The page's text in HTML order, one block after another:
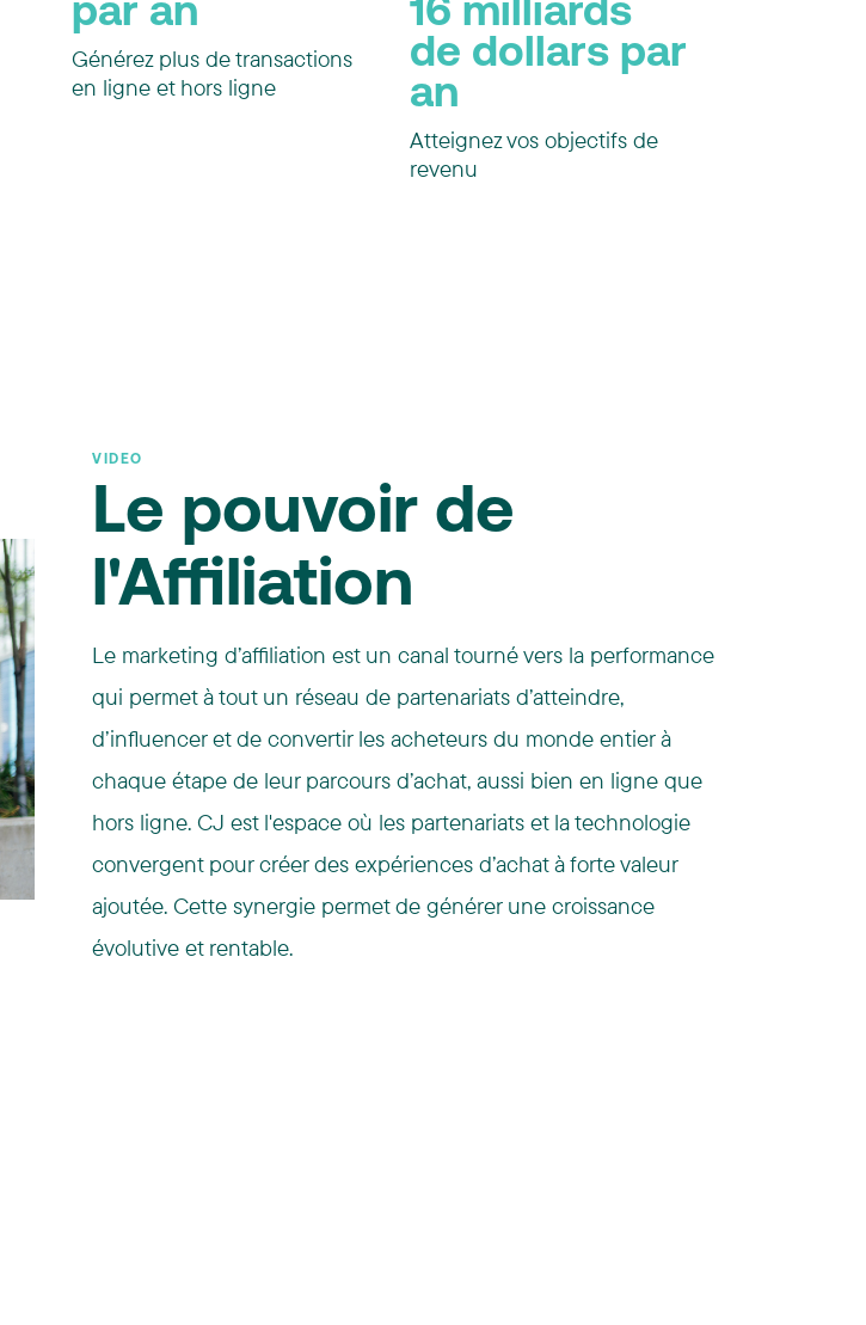
par an
Générez plus de transactions
en ligne et hors ligne
16 milliards
de dollars par
an
Atteignez vos objectifs de
revenu
VIDEO
Le pouvoir de
l'Affiliation
Le marketing d’affiliation est un canal tourné vers la performance
qui permet à tout un réseau de partenariats d’atteindre,
d’influencer et de convertir les acheteurs du monde entier à
chaque étape de leur parcours d’achat, aussi bien en ligne que
hors ligne. CJ est l'espace où les partenariats et la technologie
convergent pour créer des expériences d’achat à forte valeur
ajoutée. Cette synergie permet de générer une croissance
évolutive et rentable.